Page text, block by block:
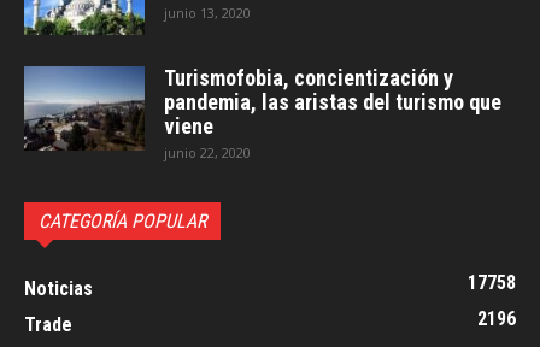
junio 13, 2020
Turismofobia, concientización y
pandemia, las aristas del turismo que
viene
junio 22, 2020
CATEGORÍA POPULAR
Noticias
17758
Trade
2196